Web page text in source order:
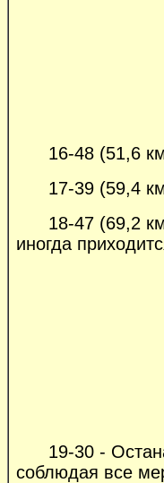
16-48 (51,6
17-39 (59,4
18-47 (69,2 км)
иногда
19-30 -
соблюдая все